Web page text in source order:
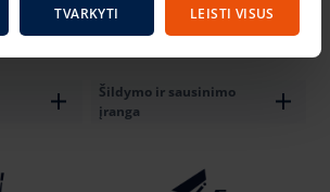
Šildymo ir sausinimo
įranga
TVARKYTI LEISTI VISUS